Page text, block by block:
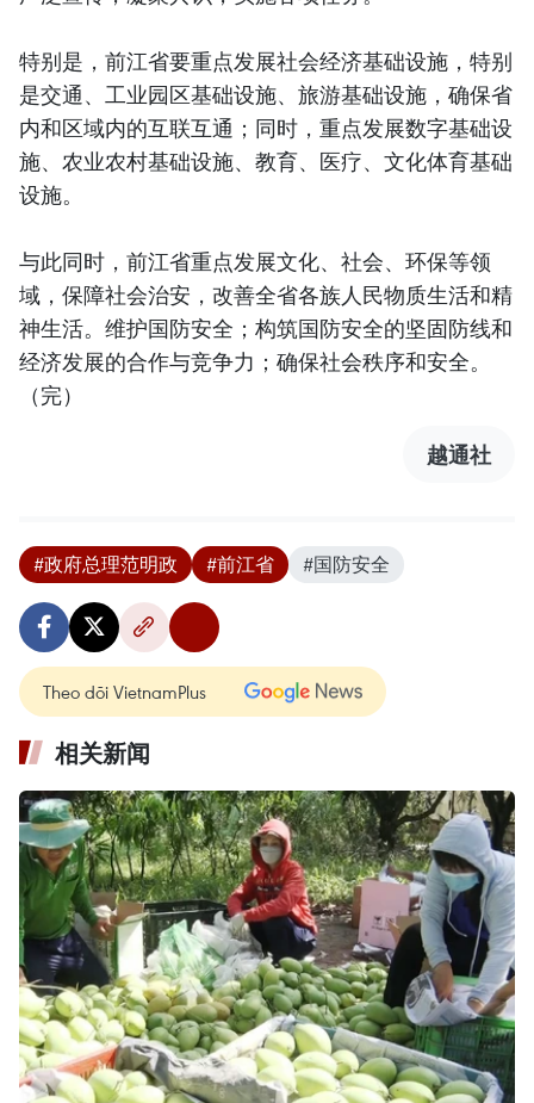
特别是，前江省要重点发展社会经济基础设施，特别
是交通、工业园区基础设施、旅游基础设施，确保省
内和区域内的互联互通；同时，重点发展数字基础设
施、农业农村基础设施、教育、医疗、文化体育基础
设施。
与此同时，前江省重点发展文化、社会、环保等领
域，保障社会治安，改善全省各族人民物质生活和精
神生活。维护国防安全；构筑国防安全的坚固防线和
经济发展的合作与竞争力；确保社会秩序和安全。
（完）
越通社
#政府总理范明政 #前江省 #国防安全
Theo dõi VietnamPlus
相关新闻